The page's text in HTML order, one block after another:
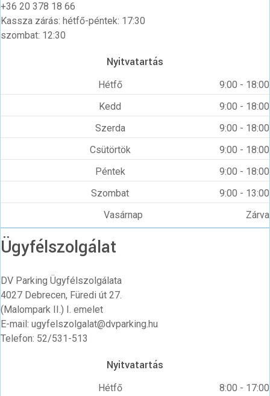
+36 20 378 18 66
Kassza zárás: hétfő-péntek: 17:30
szombat: 12:30
Nyitvatartás
Hétfő
9:00 - 18:00
Kedd
9:00 - 18:00
Szerda
9:00 - 18:00
Csütörtök
9:00 - 18:00
Péntek
9:00 - 18:00
Szombat
9:00 - 13:00
Vasárnap
Zárva
Ügyfélszolgálat
DV Parking Ügyfélszolgálata
4027 Debrecen, Füredi út 27.
(Malompark II.) I. emelet
E-mail: ugyfelszolgalat@dvparking.hu
Telefon: 52/531-513
Nyitvatartás
Hétfő 8:00 - 17:00